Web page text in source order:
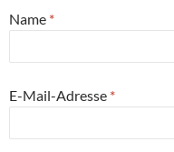
Name *
E-Mail-Adresse *